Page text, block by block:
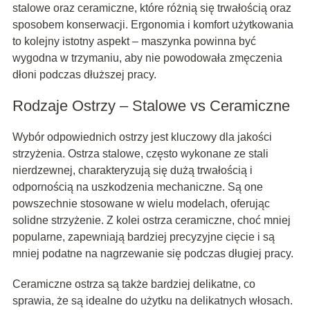
stalowe oraz ceramiczne, które różnią się trwałością oraz
sposobem konserwacji. Ergonomia i komfort użytkowania
to kolejny istotny aspekt – maszynka powinna być
wygodna w trzymaniu, aby nie powodowała zmęczenia
dłoni podczas dłuższej pracy.
Rodzaje Ostrzy – Stalowe vs Ceramiczne
Wybór odpowiednich ostrzy jest kluczowy dla jakości
strzyżenia. Ostrza stalowe, często wykonane ze stali
nierdzewnej, charakteryzują się dużą trwałością i
odpornością na uszkodzenia mechaniczne. Są one
powszechnie stosowane w wielu modelach, oferując
solidne strzyżenie. Z kolei ostrza ceramiczne, choć mniej
popularne, zapewniają bardziej precyzyjne cięcie i są
mniej podatne na nagrzewanie się podczas długiej pracy.
Ceramiczne ostrza są także bardziej delikatne, co
sprawia, że są idealne do użytku na delikatnych włosach.